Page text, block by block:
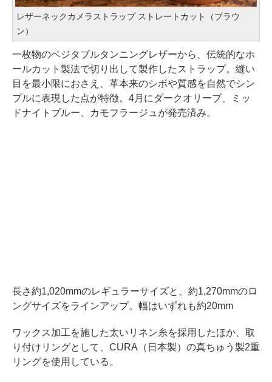
レザーネックカメラストラップ ストレートカット（ブラウ
ン）
一枚物のベジタブルタンニングレザーから、伝統的なホ
ールカット製法で切り出して製作したストラップ。縫い
目を最小限におさえ、革本来のシボや質感を自然でシン
プルに表現した点が特徴。4月にダークオリーブ、ミッ
ドナイトブルー、カモフラージュが発売済み。
長さ約1,020mmのレギュラーサイズと、約1,270mmのロ
ングサイズをラインアップ。幅はいずれも約20mm
ワックス加工を施した太いリネン糸を採用したほか、取
り付けリングとして、CURA（日本製）の真ちゅう製2重
リングを使用している。